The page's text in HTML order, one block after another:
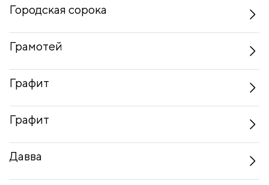
Городская сорока
Грамотей
Графит
Графит
Давва